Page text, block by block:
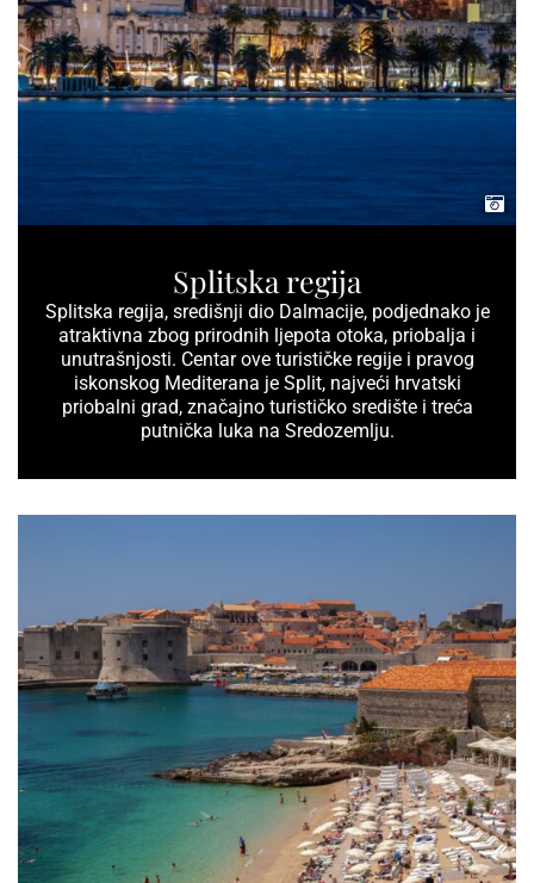
Splitska regija, središnji dio Dalmacije, podjednako je
atraktivna zbog prirodnih ljepota otoka, priobalja i
unutrašnjosti. Centar ove turističke regije i pravog
iskonskog Mediterana je Split, najveći hrvatski
priobalni grad, značajno turističko središte i treća
putnička luka na Sredozemlju.
Splitska regija